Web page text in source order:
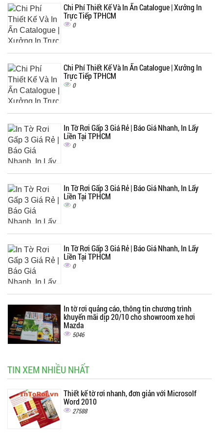
Chi Phí Thiết Kế Và In Ấn Catalogue | Xưởng In
Trực Tiếp TPHCM
0
Chi Phí Thiết Kế Và In Ấn Catalogue | Xưởng In
Trực Tiếp TPHCM
0
In Tờ Rơi Gấp 3 Giá Rẻ | Báo Giá Nhanh, In Lấy
Liền Tại TPHCM
0
In Tờ Rơi Gấp 3 Giá Rẻ | Báo Giá Nhanh, In Lấy
Liền Tại TPHCM
0
In Tờ Rơi Gấp 3 Giá Rẻ | Báo Giá Nhanh, In Lấy
Liền Tại TPHCM
0
In tờ rơi quảng cáo, thông tin chương trình
khuyến mãi dịp 20/10 cho showroom xe hơi
Mazda
5046
TIN XEM NHIỀU NHẤT
Thiết kế tờ rơi nhanh, đơn giản với Microsolf
Word 2010
27588